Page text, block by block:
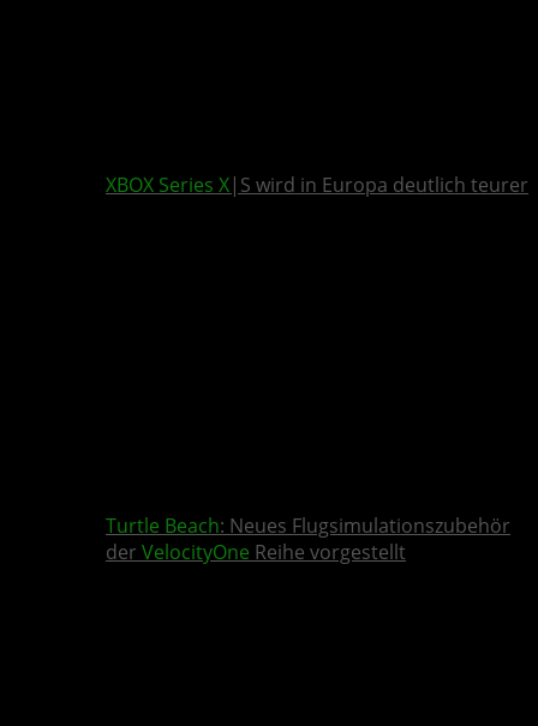
XBOX Series X|S wird in Europa deutlich teurer
Turtle Beach: Neues Flugsimulationszubehör
der VelocityOne Reihe vorgestellt